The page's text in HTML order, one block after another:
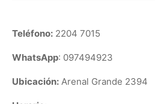
Teléfono: 2204 7015
WhatsApp: 097494923
Ubicación: Arenal Grande 2394